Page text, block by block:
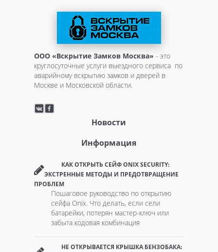
ООО «Вскрытие Замков Москва» - это
круглосуточные услуги выездного сервиса по
аварийному вскрытию замков и дверей в
Москве и Московской области.
Новости
Информация
КАК ОТКРЫТЬ СЕЙФ ONIX SECURITY:
ЭКСТРЕННЫЕ МЕТОДЫ И ПРЕДОТВРАЩЕНИЕ
ПРОБЛЕМ
Пошаговое руководство по открытию
сейфа Onix. Что делать, если сели
батарейки, потерян мастер-ключ или
забыта кодовая комбинация
НЕ ОТКРЫВАЕТСЯ КРЫШКА БЕНЗОБАКА: